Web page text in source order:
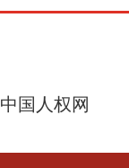
中国人权网